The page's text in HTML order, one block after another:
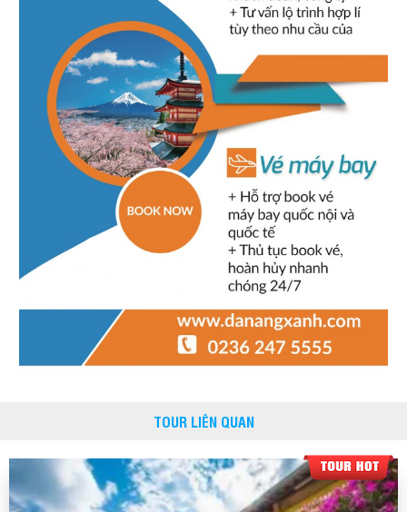
TOUR LIÊN QUAN